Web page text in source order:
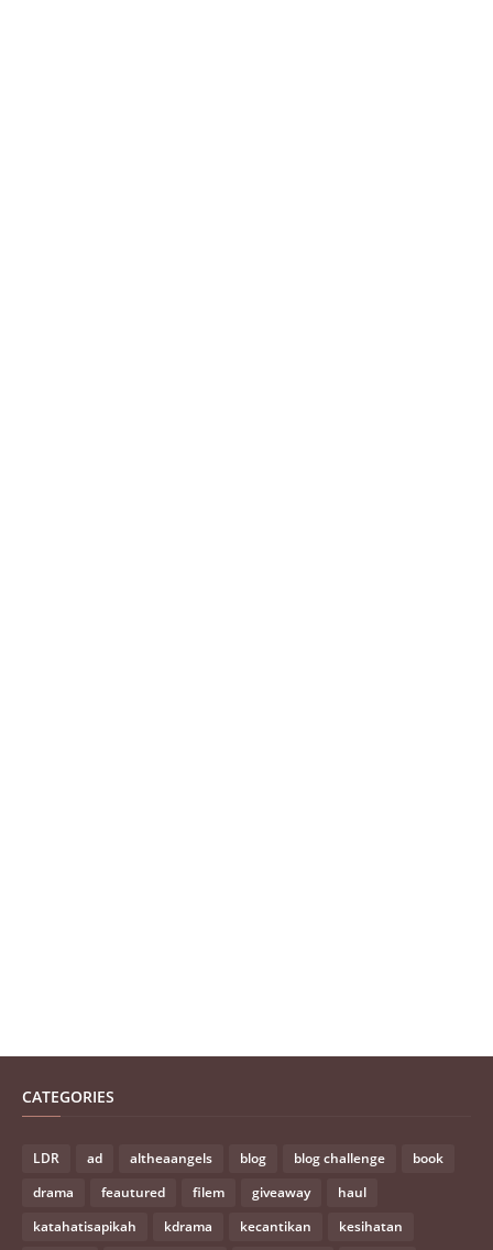
CATEGORIES
LDR ad altheaangels blog blog challenge
book
drama
feautured filem giveaway
haul
katahatisapikah
kdrama kecantikan
kesihatan